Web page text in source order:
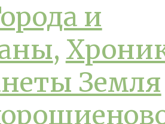
и
,
Земля